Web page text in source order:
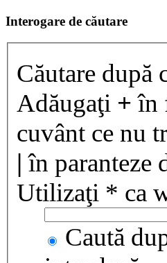
Interogare de căutare
Căutare după
Adăugaţi + în
cuvânt ce nu
| în paranteze
Utilizaţi * ca
Caută